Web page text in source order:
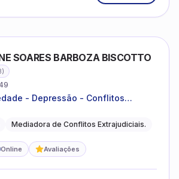
SOARES BARBOZA BISCOTTO
)
- Depressão - Conflitos
- Autoestima -
Mediadora de Conflitos Extrajudiciais.
Online Avaliações